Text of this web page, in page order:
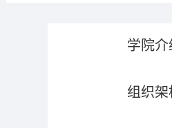
学院
组织